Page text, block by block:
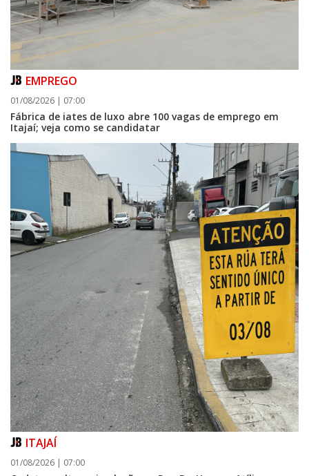
EMPREGO
01/08/2026 | 07:00
Fábrica de iates de luxo abre 100 vagas de emprego em
Itajaí; veja como se candidatar
ITAJAÍ
01/08/2026 | 07:00